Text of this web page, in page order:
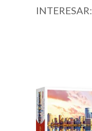
INTERESAR: